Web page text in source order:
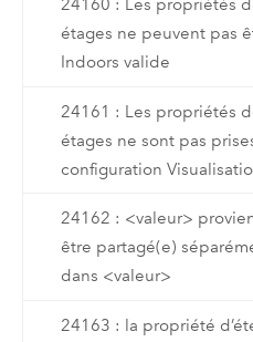
24160 : Les propriétés
étages ne peuvent pas
Indoors valide
24161 : Les propriétés
étages ne sont pas
configuration
24162 : <valeur>
être partagé(e)
dans <valeur>
24163 : la propriété